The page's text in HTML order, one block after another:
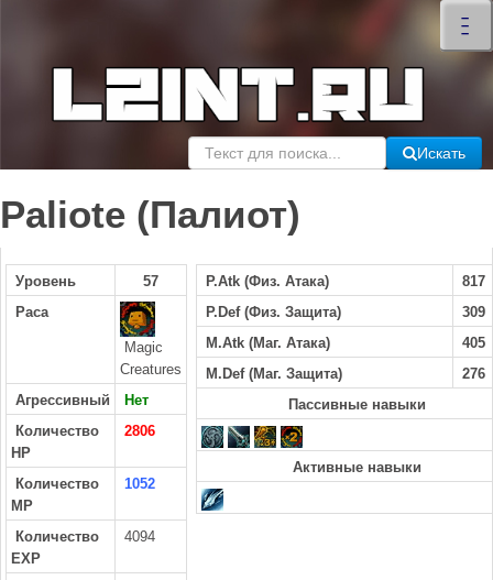
–
–
–
×
Искать
Paliote (Палиот)
Уровень
57
Раса
Magic
Creatures
Агрессивный
Нет
Количество
HP
2806
Количество
MP
1052
Количество
EXP
4094
P.Atk (Физ. Атака)
817
P.Def (Физ. Защита)
309
M.Atk (Маг. Атака)
405
M.Def (Маг. Защита)
276
Пассивные навыки
Активные навыки